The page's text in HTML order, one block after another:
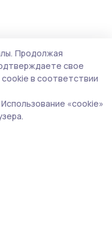
Продолжая
свое
в соответствии
Использование «cookie»